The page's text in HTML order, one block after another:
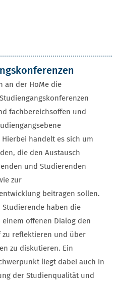
an der HoMe die
fachbereichsoffen und
handelt es sich um
die den Austausch
und Studierenden
zur
beitragen sollen.
Studierende haben die
offenen Dialog den
zu reflektieren und über
zu diskutieren. Ein
liegt dabei auch in
der Studienqualität und